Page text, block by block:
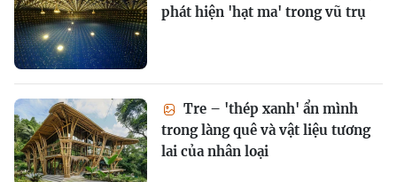
phát hiện 'hạt ma' trong vũ trụ
Tre – 'thép xanh' ẩn mình
trong làng quê và vật liệu tương
lai của nhân loại